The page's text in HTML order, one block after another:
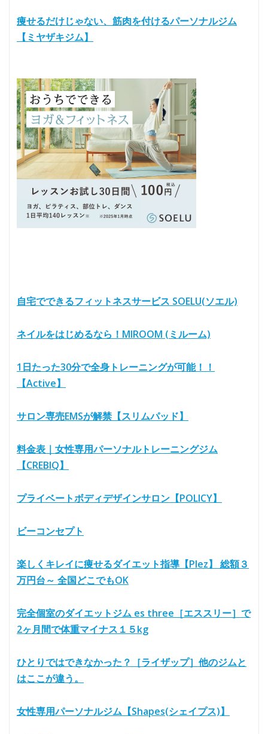
痩せるだけじゃない、筋肉を付けるパーソナルジム
【ミヤザキジム】
自宅でできるフィットネスサービス SOELU(ソエル)
ネイルをはじめるなら！MIROOM (ミルーム)
1日たった30分で全身トレーニングが可能！！
【Active】
サロン専売EMSが解禁【スリムパッド】
料金表｜女性専用パーソナルトレーニングジム
【CREBIQ】
プライベートボディデザインサロン【POLICY】
ビーコンセプト
楽しくキレイに痩せるダイエット指導【Plez】 総額３
万円台～ 全国どこでもOK
完全個室のダイエットジム es three［エススリー］で
2ヶ月間で体重マイナス１５kg
ひとりではできなかった？［ライザップ］他のジムと
はここが違う。
女性専用パーソナルジム【Shapes(シェイプス)】